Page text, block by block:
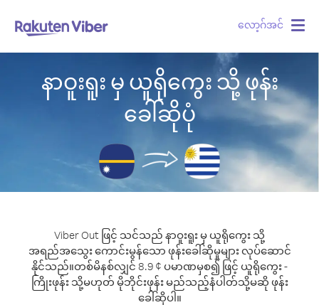
လော့ဂ်အင်
နာဝူးရူး မှ ယူရိုကွေး သို့ ဖုန်း
ခေါ်ဆိုပုံ
Viber Out ဖြင့် သင်သည် နာဝူးရူး မှ ယူရိုကွေး သို့
အရည်အသွေး ကောင်းမွန်သော ဖုန်းခေါ်ဆိုမှုများ လုပ်ဆောင်
နိုင်သည်။တစ်မိနစ်လျှင် 8.9 ¢ ပမာဏမှစ၍ ဖြင့် ယူရိုကွေး -
ကြိုးဖုန်း သို့မဟုတ် မိုဘိုင်းဖုန်း မည်သည့်နံပါတ်သို့မဆို ဖုန်း
ခေါ်ဆိုပါ။